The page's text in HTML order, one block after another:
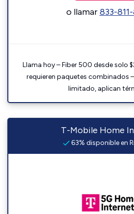
o llamar833-
Llama hoy – Fiber 500 desde solo
requieren paquetes combinados
limitado, aplican
T-Mobile Home
63% disponible en